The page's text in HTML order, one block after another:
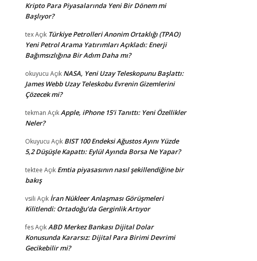
Kripto Para Piyasalarında Yeni Bir Dönem mi
Başlıyor?
texAçık Türkiye Petrolleri Anonim Ortaklığı (TPAO)
Yeni Petrol Arama Yatırımları Açıkladı: Enerji
Bağımsızlığına Bir Adım Daha mı?
okuyucu Açık NASA, Yeni Uzay Teleskopunu Başlattı:
James Webb Uzay Teleskobu Evrenin Gizemlerini
Çözecek mi?
tekman AçıkApple, iPhone 15’i Tanıttı: Yeni Özellikler
Neler?
Okuyucu Açık BIST 100 Endeksi Ağustos Ayını Yüzde
5,2 Düşüşle Kapattı: Eylül Ayında Borsa Ne Yapar?
tektee Açık Emtia piyasasının nasıl şekillendiğine bir
bakış
vsili Açık İran Nükleer Anlaşması Görüşmeleri
Kilitlendi: Ortadoğu’da Gerginlik Artıyor
fesAçıkABD Merkez Bankası Dijital Dolar
Konusunda Kararsız: Dijital Para Birimi Devrimi
Gecikebilir mi?